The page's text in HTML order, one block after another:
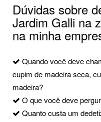
Dúvidas sobre
Jardim Galli na
na minha
Quando você deve
cupim de madeira seca,
madeira?
O que você deve
Quanto custa um